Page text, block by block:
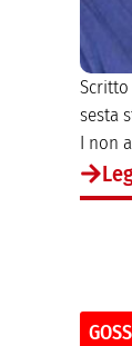
sesta
I non